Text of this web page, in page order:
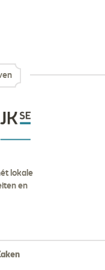
lokale
en